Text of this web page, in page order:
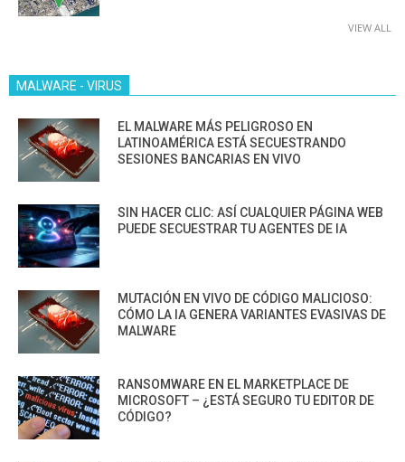
VIEW ALL
MALWARE - VIRUS
EL MALWARE MÁS PELIGROSO EN
LATINOAMÉRICA ESTÁ SECUESTRANDO
SESIONES BANCARIAS EN VIVO
SIN HACER CLIC: ASÍ CUALQUIER PÁGINA WEB
PUEDE SECUESTRAR TU AGENTES DE IA
MUTACIÓN EN VIVO DE CÓDIGO MALICIOSO:
CÓMO LA IA GENERA VARIANTES EVASIVAS DE
MALWARE
RANSOMWARE EN EL MARKETPLACE DE
MICROSOFT – ¿ESTÁ SEGURO TU EDITOR DE
CÓDIGO?